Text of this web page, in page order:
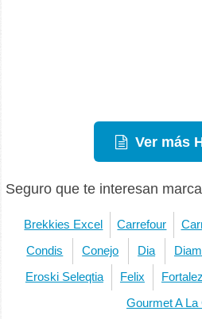
Ver más
Seguro que te interesan
Brekkies Excel Carrefour
Condis Conejo Dia
Eroski Seleqtia Felix
Gourmet A La